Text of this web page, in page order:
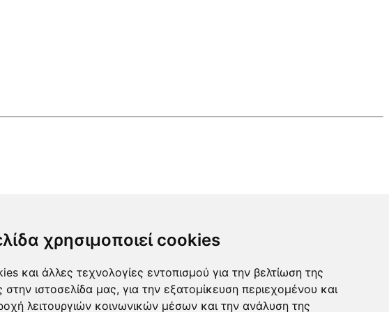
χρησιμοποιεί cookies
και άλλες τεχνολογίες εντοπισμού για την βελτίωση της
στην ιστοσελίδα μας, για την εξατομίκευση περιεχομένου και
λειτουργιών κοινωνικών μέσων και την ανάλυση της